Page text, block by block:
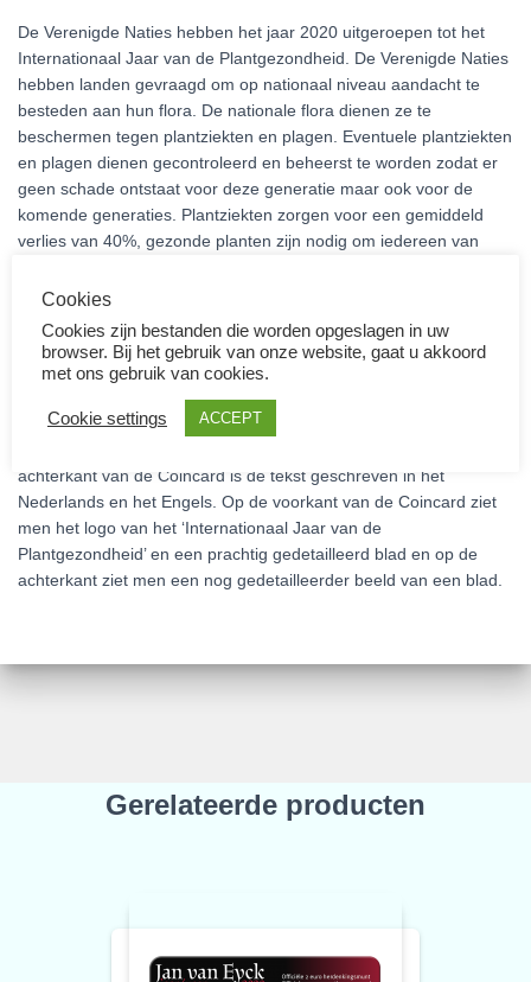
De Verenigde Naties hebben het jaar 2020 uitgeroepen tot het
Internationaal Jaar van de Plantgezondheid. De Verenigde Naties
hebben landen gevraagd om op nationaal niveau aandacht te
besteden aan hun flora. De nationale flora dienen ze te
beschermen tegen plantziekten en plagen. Eventuele plantziekten
en plagen dienen gecontroleerd en beheerst te worden zodat er
geen schade ontstaat voor deze generatie maar ook voor de
komende generaties. Plantziekten zorgen voor een gemiddeld
verlies van 40%, gezonde planten zijn nodig om iedereen van
men de afbeelding van het logo van het ‘Internationaal Jaar van
met het land van uitgifte BE (België). Bovenin de munt ziet men in
cirkelvorm geschreven: INTERNATIONAL YEAR OF PLANT
HEALTH. (Internationaal Jaar van de Plantgezondheid). De munt
is verpakt in een prachtige groene Coincard waarbij de tekst aan
achterkant van de Coincard is de tekst geschreven in het
Nederlands en het Engels. Op de voorkant van de Coincard ziet
men het logo van het ‘Internationaal Jaar van de
Plantgezondheid’ en een prachtig gedetailleerd blad en op de
achterkant ziet men een nog gedetailleerder beeld van een blad.
Gerelateerde producten
Cookies
Cookies zijn bestanden die worden opgeslagen in uw
browser. Bij het gebruik van onze website, gaat u akkoord
met ons gebruik van cookies.
Cookie settings ACCEPT